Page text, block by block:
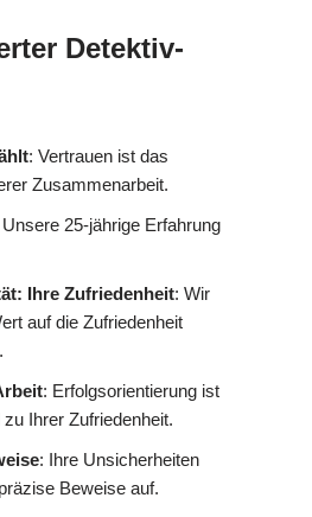
Detektiv-
: Vertrauen ist das
Zusammenarbeit.
Unsere 25-jährige Erfahrung
Ihre Zufriedenheit: Wir
auf die Zufriedenheit
: Erfolgsorientierung ist
Ihrer Zufriedenheit.
: Ihre Unsicherheiten
Beweise auf.